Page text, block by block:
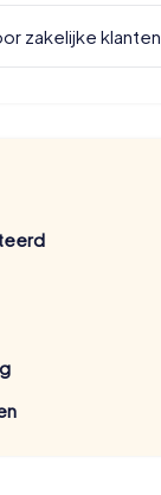
zakelijke klanten